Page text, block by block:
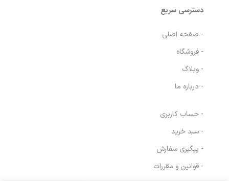
دسترسی سریع
- صفحه اصلی
- فروشگاه
- وبلاگ
- درباره ما
- حساب کاربری
- سبد خرید
- پیگیری سفارش
- قوانین و مقررات